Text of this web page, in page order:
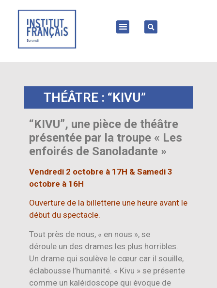
THÉÂTRE : “KIVU”
“KIVU”, une pièce de théâtre
présentée par la troupe « Les
enfoirés de Sanoladante »
Vendredi 2 octobre à 17H & Samedi 3
octobre à 16H
Ouverture de la billetterie une heure avant le
début du spectacle.
Tout près de nous, « en nous », se
déroule un des drames les plus horribles.
Un drame qui soulève le cœur car il souille,
éclabousse l’humanité. « Kivu » se présente
comme un kaléidoscope qui évoque de